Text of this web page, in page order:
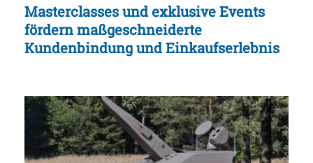
Masterclasses und exklusive Events
fördern maßgeschneiderte
Kundenbindung und Einkaufserlebnis